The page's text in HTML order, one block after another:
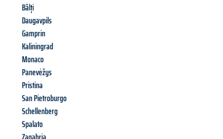
Bălți
Daugavpils
Gamprin
Kaliningrad
Monaco
Panevėžys
Pristina
San Pietroburgo
Schellenberg
Spalato